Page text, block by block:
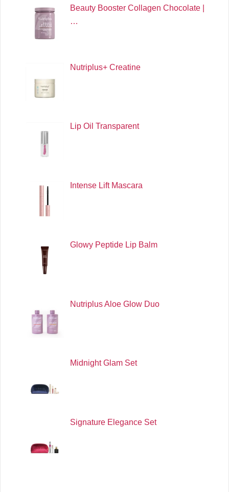
Beauty Booster Collagen Chocolate |
…
Nutriplus+ Creatine
Lip Oil Transparent
Intense Lift Mascara
Glowy Peptide Lip Balm
Nutriplus Aloe Glow Duo
Midnight Glam Set
Signature Elegance Set